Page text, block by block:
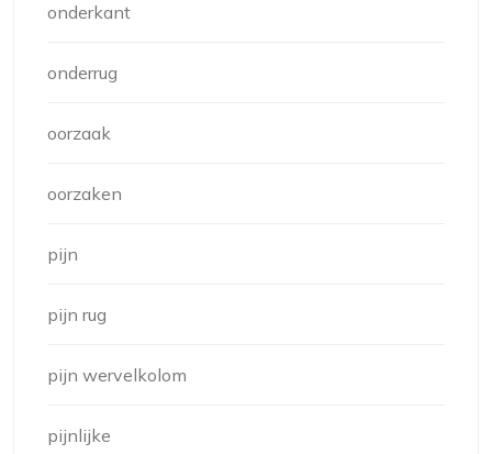
onderkant
onderrug
oorzaak
oorzaken
pijn
pijn rug
pijn wervelkolom
pijnlijke